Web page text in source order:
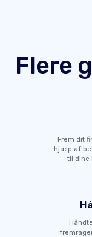
Flere
Frem dit
hjælp af
til dine